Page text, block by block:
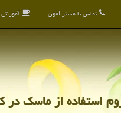
تماس با مستر لمون آموزش
استفاده از ماسك در